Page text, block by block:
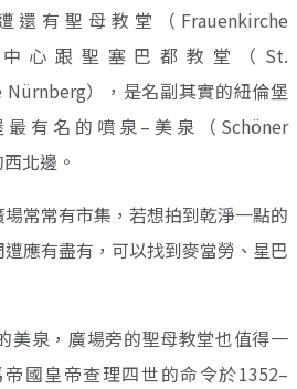
有聖母教堂（Frauenkirche
中心跟聖塞巴都教堂（St.
），是名副其實的紐倫堡
有名的噴泉–美泉（Schöner
北邊。
常常有市集，若想拍到乾淨一點的
應有盡有，可以找到麥當勞、星巴
美泉，廣場旁的聖母教堂也值得一
國皇帝查理四世的命令於1352–